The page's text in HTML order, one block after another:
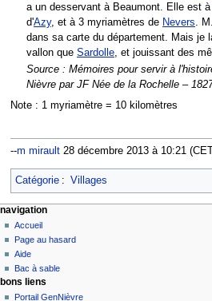
a un desservant à Beaumont. Elle est
d'Azy, et à 3 myriamètres de Nevers.
dans sa carte du département. Mais je
vallon que Sardolle, et jouissant des
Source : Mémoires pour servir à
Nièvre par JF Née de la Rochelle –
Note : 1 myriamètre = 10 kilomètres
--m mirault28 décembre 2013 à 10:21
Catégorie: Villages
navigation
Accueil
Page au hasard
Aide
Bac à sable
bons liens
Portail GenNièvre